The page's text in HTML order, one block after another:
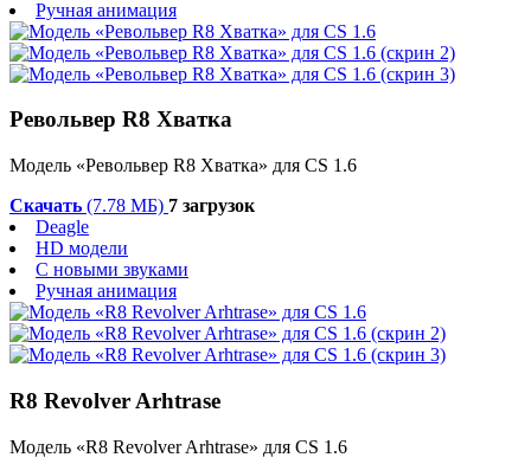
Ручная анимация
Револьвер R8 Хватка
Модель «Револьвер R8 Хватка» для CS 1.6
Скачать (7.78 МБ) 7 загрузок
Deagle
HD модели
С новыми звуками
Ручная анимация
R8 Revolver Arhtrase
Модель «R8 Revolver Arhtrase» для CS 1.6